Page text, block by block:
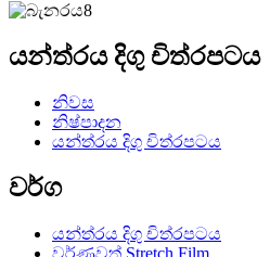
යන්ත්රය දිගු චිත්රපටය
නිවස
නිෂ්පාදන
යන්ත්රය දිගු චිත්රපටය
වර්ග
යන්ත්රය දිගු චිත්රපටය
වර්ණවත් Stretch Film